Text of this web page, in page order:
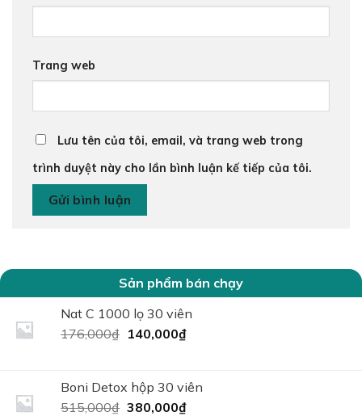
Trang web
Lưu tên của tôi, email, và trang web trong
trình duyệt này cho lần bình luận kế tiếp của tôi.
Sản phẩm bán chạy
Nat C 1000 lọ 30 viên
176,000₫ Giá
176,000₫.
140,000₫Giá
là:
140,000₫.
Boni Detox hộp 30 viên
515,000₫ Giá
380,000₫Giá